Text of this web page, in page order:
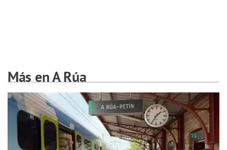
Más en A Rúa